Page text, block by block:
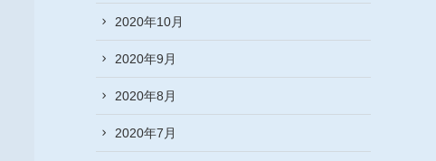
2020年10月
2020年9月
2020年8月
2020年7月